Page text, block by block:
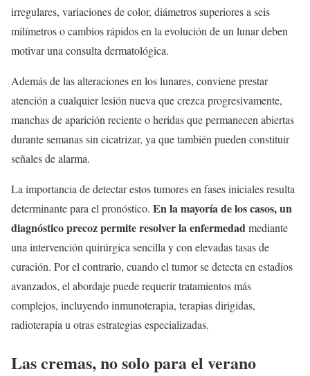
irregulares, variaciones de color, diámetros superiores a seis
milímetros o cambios rápidos en la evolución de un lunar deben
motivar una consulta dermatológica.
Además de las alteraciones en los lunares, conviene prestar
atención a cualquier lesión nueva que crezca progresivamente,
manchas de aparición reciente o heridas que permanecen abiertas
durante semanas sin cicatrizar, ya que también pueden constituir
señales de alarma.
La importancia de detectar estos tumores en fases iniciales resulta
determinante para el pronóstico. En la mayoría de los casos, un
diagnóstico precoz permite resolver la enfermedadmediante
una intervención quirúrgica sencilla y con elevadas tasas de
curación. Por el contrario, cuando el tumor se detecta en estadios
avanzados, el abordaje puede requerir tratamientos más
complejos, incluyendo inmunoterapia, terapias dirigidas,
radioterapia u otras estrategias especializadas.
Las cremas, no solo para el verano